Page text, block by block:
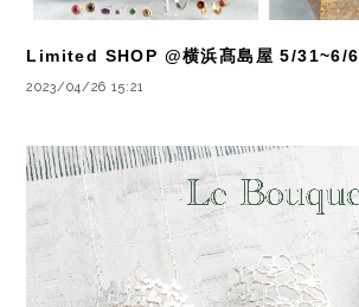
Limited SHOP @横浜髙島屋 5/31~6/6
2023/04/26 15:21